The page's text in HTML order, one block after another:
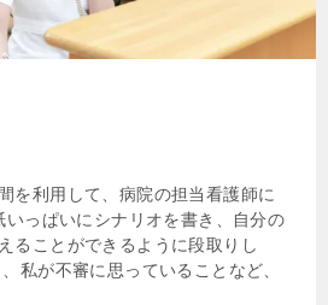
を利用して、病院の担当看護師に
っぱいにシナリオを書き、自分の
ることができるように段取りし
が不審に思っていることなど、